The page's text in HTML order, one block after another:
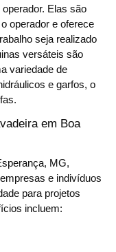
Elas são
operador e oferece
seja realizado
versáteis são
variedade de
e garfos, o
em Boa
MG,
e indivíduos
para projetos
incluem: